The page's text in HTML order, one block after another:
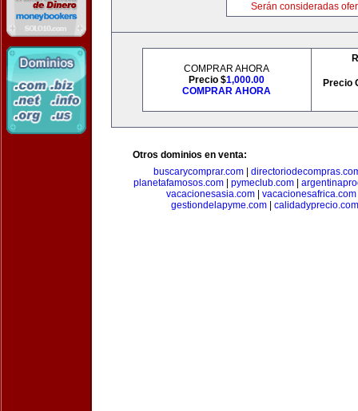
Serán consideradas
COMPRAR AHORA
Precio $1,000.00
COMPRAR AHORA
Precio
Otros dominios en venta:
buscarycomprar.com|
planetafamosos.com| pymeclub.com|
vacacionesasia.com
vacacionesafrica.com
gestiondelapyme.com
calidadyprecio.com